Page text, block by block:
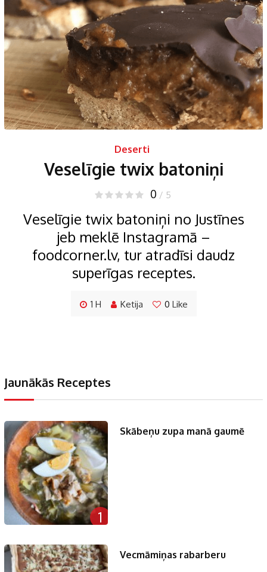
Deserti
Veselīgie twix batoniņi
0 / 5
Veselīgie twix batoniņi no Justīnes
jeb meklē Instagramā –
foodcorner.lv, tur atradīsi daudz
superīgas receptes.
1 H Ketija 0 Like
Jaunākās Receptes
1
Skābeņu zupa manā gaumē
Vecmāmiņas rabarberu